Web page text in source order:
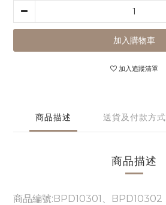
加入購物車
加入追蹤清單
商品描述 送貨及付款方式
商品描述
商品編號:BPD10301、BPD10302